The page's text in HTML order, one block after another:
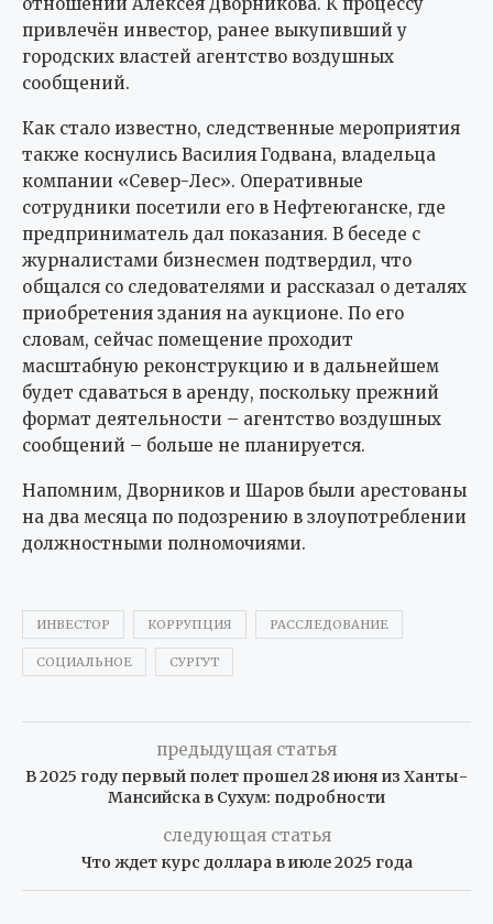
привлечён инвестор, ранее выкупивший у
городских властей агентство воздушных
сообщений.
Как стало известно, следственные мероприятия
также коснулись Василия Годвана, владельца
компании «Север-Лес». Оперативные
сотрудники посетили его в Нефтеюганске, где
предприниматель дал показания. В беседе с
журналистами бизнесмен подтвердил, что
общался со следователями и рассказал о деталях
приобретения здания на аукционе. По его
словам, сейчас помещение проходит
масштабную реконструкцию и в дальнейшем
будет сдаваться в аренду, поскольку прежний
формат деятельности – агентство воздушных
сообщений – больше не планируется.
Напомним, Дворников и Шаров были арестованы
на два месяца по подозрению в злоупотреблении
должностными полномочиями.
ИНВЕСТОР КОРРУПЦИЯ РАССЛЕДОВАНИЕ
СОЦИАЛЬНОЕ СУРГУТ
предыдущая статья
В 2025 году первый полет прошел 28 июня из Ханты-
Мансийска в Сухум: подробности
следующая статья
Что ждет курс доллара в июле 2025 года